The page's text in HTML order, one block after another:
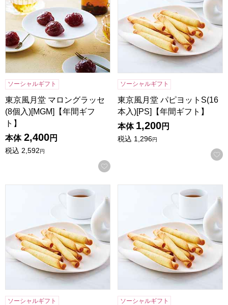
ソーシャルギフト
東京風月堂 マロングラッセ
(8個入)[MGM]【年間ギフ
ト】
本体 2,400円
税込 2,592円
お気に入りに登録する
ソーシャルギフト
東京風月堂 パピヨットS(16
本入)[PS]【年間ギフト】
本体 1,200円
税込 1,296円
東京風月堂 パピヨットM(24本入)[PM]【年間ギフト】
ソーシャルギフト
東京風月堂 パピヨットL(32
ソーシャルギフト